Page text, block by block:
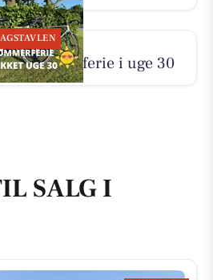
sommerferie i uge 30
SALG I